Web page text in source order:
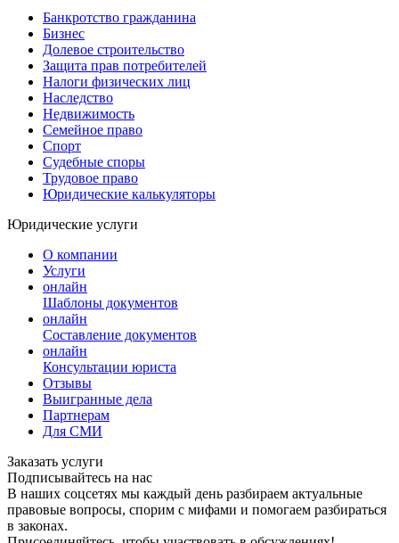
Банкротство гражданина
Бизнес
Долевое строительство
Защита прав потребителей
Налоги физических лиц
Наследство
Недвижимость
Семейное право
Спорт
Судебные споры
Трудовое право
Юридические калькуляторы
Юридические услуги
О компании
Услуги
онлайн
Шаблоны документов
онлайн
Составление документов
онлайн
Консультации юриста
Отзывы
Выигранные дела
Партнерам
Для СМИ
Заказать услуги
Подписывайтесь на нас
В наших соцсетях мы каждый день разбираем актуальные
правовые вопросы, спорим с мифами и помогаем разбираться
в законах.